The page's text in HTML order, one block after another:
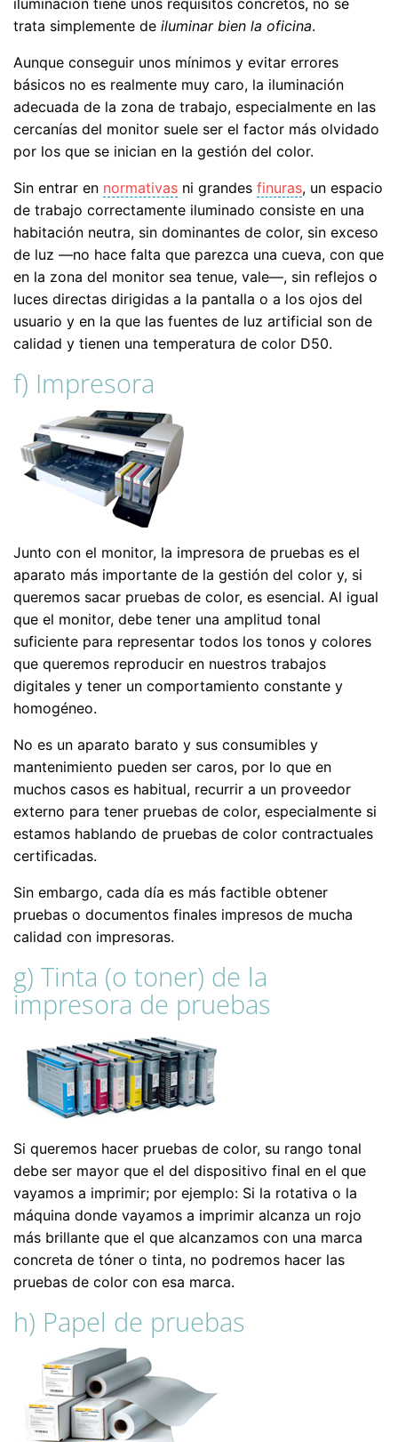
trata simplemente de iluminar bien la oficina.
Aunque conseguir unos mínimos y evitar errores
básicos no es realmente muy caro, la iluminación
adecuada de la zona de trabajo, especialmente en las
cercanías del monitor suele ser el factor más olvidado
por los que se inician en la gestión del color.
Sin entrar en normativas ni grandes finuras, un espacio
de trabajo correctamente iluminado consiste en una
habitación neutra, sin dominantes de color, sin exceso
de luz —no hace falta que parezca una cueva, con que
en la zona del monitor sea tenue, vale—, sin reflejos o
luces directas dirigidas a la pantalla o a los ojos del
usuario y en la que las fuentes de luz artificial son de
calidad y tienen una temperatura de color D50.
f) Impresora
Junto con el monitor, la impresora de pruebas es el
aparato más importante de la gestión del color y, si
queremos sacar pruebas de color, es esencial. Al igual
que el monitor, debe tener una amplitud tonal
suficiente para representar todos los tonos y colores
que queremos reproducir en nuestros trabajos
digitales y tener un comportamiento constante y
homogéneo.
No es un aparato barato y sus consumibles y
mantenimiento pueden ser caros, por lo que en
muchos casos es habitual, recurrir a un proveedor
externo para tener pruebas de color, especialmente si
estamos hablando de pruebas de color contractuales
certificadas.
Sin embargo, cada día es más factible obtener
pruebas o documentos finales impresos de mucha
calidad con impresoras.
g) Tinta (o toner) de la
impresora de pruebas
Si queremos hacer pruebas de color, su rango tonal
debe ser mayor que el del dispositivo final en el que
vayamos a imprimir; por ejemplo: Si la rotativa o la
máquina donde vayamos a imprimir alcanza un rojo
más brillante que el que alcanzamos con una marca
concreta de tóner o tinta, no podremos hacer las
pruebas de color con esa marca.
h) Papel de pruebas